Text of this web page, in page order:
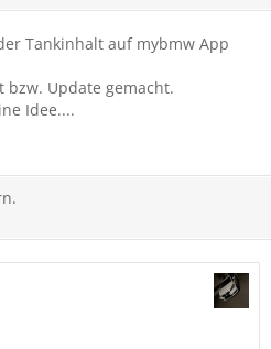
Tankinhalt auf mybmw App
bzw. Update gemacht.
Idee....